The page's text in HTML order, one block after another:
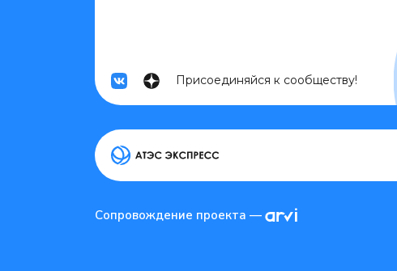
Присоединяйся к сообществу!
Сопровождение проекта — arvi